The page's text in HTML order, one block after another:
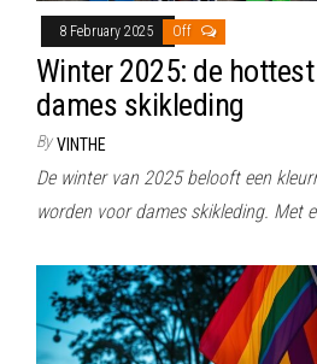
8 February 2025 Off
Winter 2025: de
dames skikleding
By VINTHE
De winter van 2025 belooft een
worden voor dames skikleding. Met